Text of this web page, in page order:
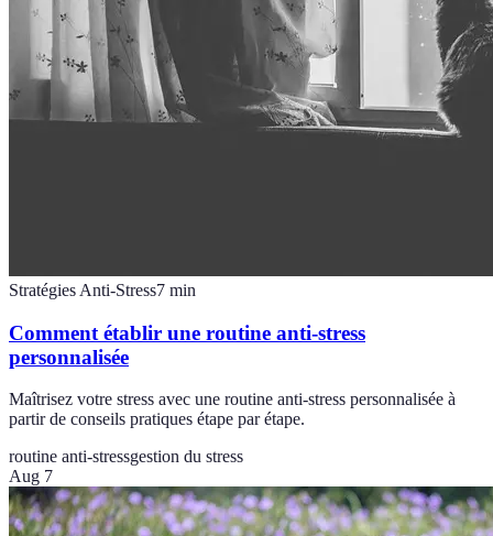
Stratégies Anti-Stress7 min
Comment établir une routine anti-stress
personnalisée
Maîtrisez votre stress avec une routine anti-stress personnalisée à
partir de conseils pratiques étape par étape.
routine anti-stressgestion du stress
Aug 7